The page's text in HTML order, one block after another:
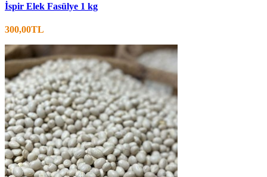
İspir Elek Fasülye 1 kg
300,00TL